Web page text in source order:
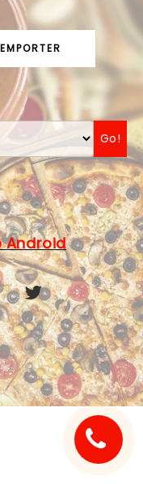
Go!
Android